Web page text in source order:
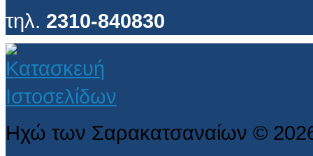
τηλ. 2310-840830
Ηχώ των Σαρακατσαναίων ©